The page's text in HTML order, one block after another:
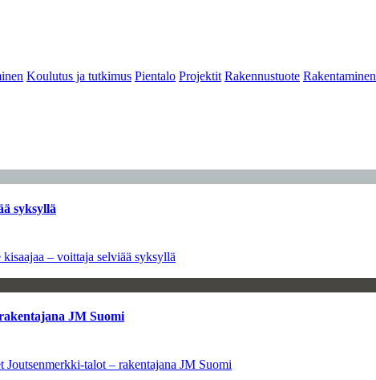
Koulutus ja tutkimus Pientalo Projektit Rakennustuote Rakentaminen
syksyllä
– voittaja selviää syksyllä
JM Suomi
talot – rakentajana JM Suomi